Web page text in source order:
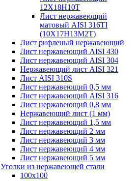
12X18H10T
Лист нержавеющий
матовый AISI 316TI
(10Х17Н13М2Т)
Лист рифленый нержавеющий
Лист нержавеющий AISI 430
Лист нержавеющий AISI 304
Нержавеющий лист AISI 321
Лист AISI 310S
Лист нержавеющий 0,5 мм
Лист нержавеющий AISI 316
Лист нержавеющий 0,8 мм
Нержавеющий лист (1 мм)
Лист нержавеющий 1,5 мм
Лист нержавеющий 2 мм
Лист нержавеющий 3 мм
Лист нержавеющий 4 мм
Лист нержавеющий 5 мм
Уголки из нержавеющей стали
100х100